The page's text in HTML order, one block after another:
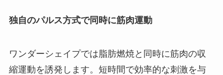
独自のパルス方式で同時に筋肉運動
ワンダーシェイプでは脂肪燃焼と同時に筋肉の収
縮運動を誘発します。短時間で効率的な刺激を与